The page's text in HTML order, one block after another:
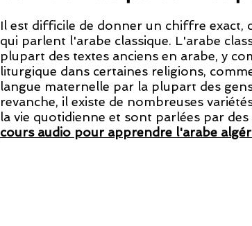
Il est difficile de donner un chiffre exact,
qui parlent l'arabe classique. L'arabe
plupart des textes anciens en arabe, y
liturgique dans certaines religions,
langue maternelle par la plupart des
revanche, il existe de nombreuses
la vie quotidienne et sont parlées par
cours audio pour apprendre l'arabe